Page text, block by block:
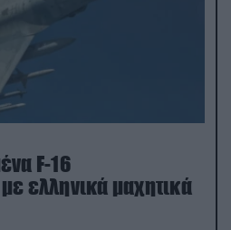
F-16
ελληνικά μαχητικά